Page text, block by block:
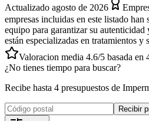
Actualizado agosto de 2026
empresas incluidas en este listado
equipo para garantizar su
están especializadas en tratamientos y
Valoracion media 4.6/5 basada en
¿No tienes tiempo para buscar?
Recibe hasta 4 presupuestos de
Recibir